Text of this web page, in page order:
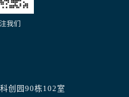
我们
创园90栋102室